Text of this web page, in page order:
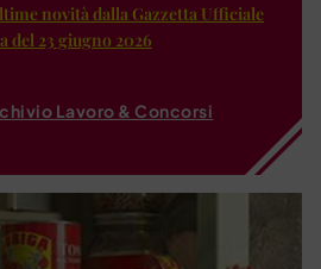
novità dalla Gazzetta Ufficiale
del 23 giugno 2026
Lavoro & Concorsi